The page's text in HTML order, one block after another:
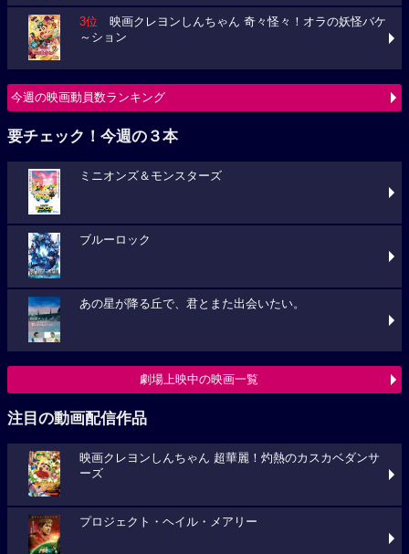
3位 映画クレヨンしんちゃん 奇々怪々！オラの妖怪バケ
～ション
今週の映画動員数ランキング
要チェック！今週の３本
ミニオンズ＆モンスターズ
ブルーロック
あの星が降る丘で、君とまた出会いたい。
劇場上映中の映画一覧
注目の動画配信作品
映画クレヨンしんちゃん 超華麗！灼熱のカスカベダンサ
ーズ
プロジェクト・ヘイル・メアリー